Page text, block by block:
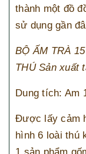
thành một đồ
sử dụng gần
BỘ ẤM TRÀ
THÚ Sản xuất
Dung tích: Am
Được lấy cảm
hình 6 loài thú